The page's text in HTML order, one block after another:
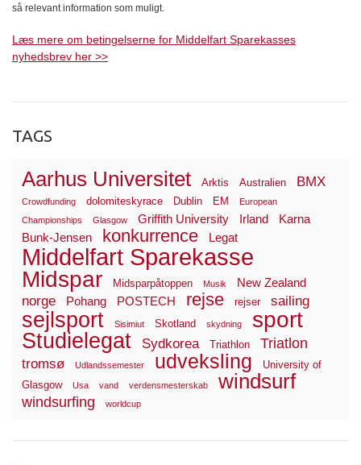
så relevant information som muligt.
Læs mere om betingelserne for Middelfart Sparekasses
nyhedsbrev her >>
TAGS
Aarhus Universitet Arktis Australien BMX
Crowdfunding dolomiteskyrace Dublin EM
European
Championships
Glasgow Griffith University Irland
Karna
Bunk-Jensen
konkurrence Legat
Middelfart Sparekasse
Midspar Midsparpåtoppen Musik New Zealand
norge Pohang POSTECH rejse rejser sailing
sejlsport Sisimiut Skotland skydning sport
Studielegat Sydkorea Triathlon Triatlon
tromsø Udlandssemester udveksling
University of
Glasgow
Usa vand verdensmesterskab windsurf
windsurfing worldcup